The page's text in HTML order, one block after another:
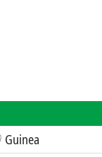
Guinea